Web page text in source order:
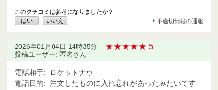
このクチコミは参考になりましたか？
はい
いいえ 不適切情報の通報
2026年01月04日 14時35分 ★★★★★ 5
投稿ユーザー: 匿名さん
電話相手:
ロケットナウ
電話目的: 注文したものに入れ忘れがあったみたいです